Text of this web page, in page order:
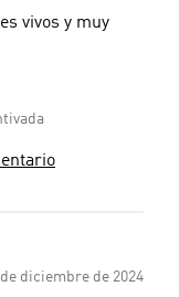
vivos y muy
de diciembre de 2024